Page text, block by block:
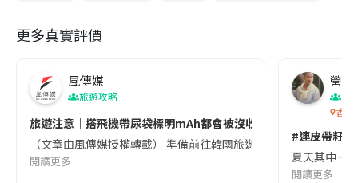
更多真實評價
風傳媒
旅遊攻略
旅遊注意｜搭飛機帶尿袋標明mAh都會被沒收😱出發前切記檢查
（文章由風傳媒授權轉載） 準備前往韓國旅遊的民眾，近期要
閱讀更多
營養
香港
#連皮帶籽
夏天其中一
閱讀更多